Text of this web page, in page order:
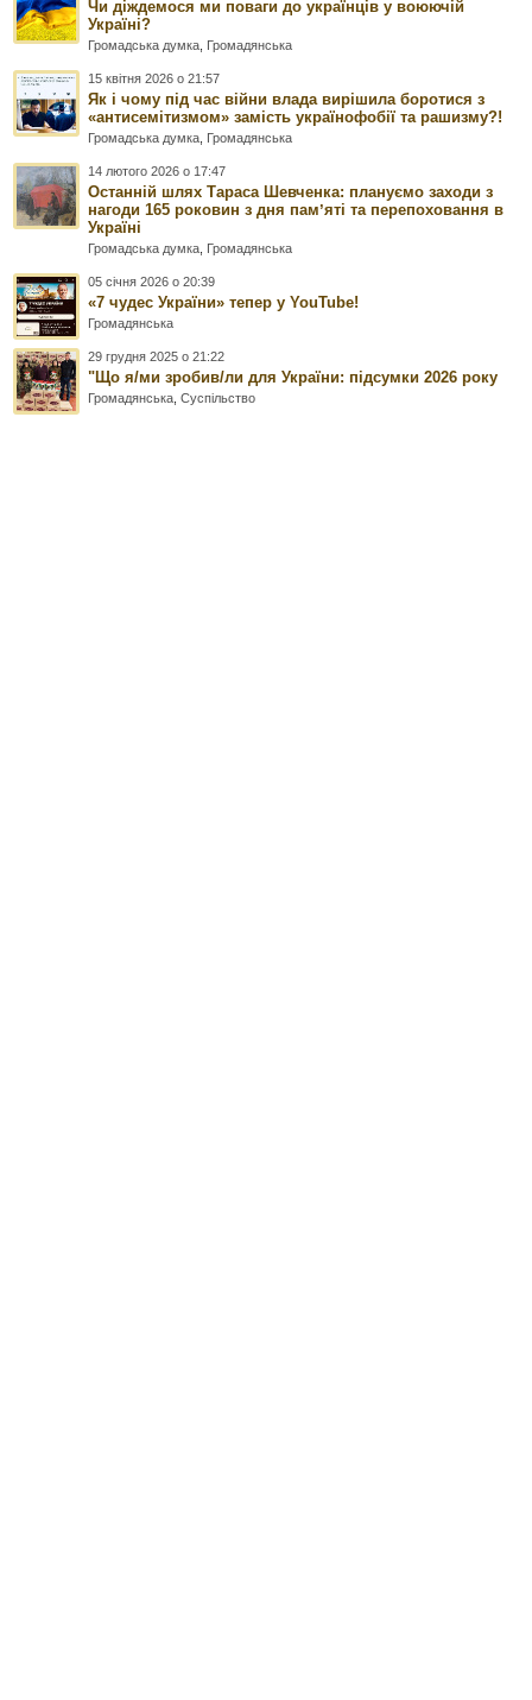
Чи діждемося ми поваги до українців у воюючій
Україні?
Громадська думка Громадянська
15 квітня 2026 о 21:57
Як і чому під час війни влада вирішила боротися з
«антисемітизмом» замість українофобії та рашизму?!
Громадська думка Громадянська
14 лютого 2026 о 17:47
Останній шлях Тараса Шевченка: плануємо заходи з
нагоди 165 роковин з дня памʼяті та перепоховання в
Україні
Громадська думка Громадянська
05 січня 2026 о 20:39
«7 чудес України» тепер у YouTube!
Громадянська
29 грудня 2025 о 21:22
"Що я/ми зробив/ли для України: підсумки 2026 року
Громадянська ,Суспільство